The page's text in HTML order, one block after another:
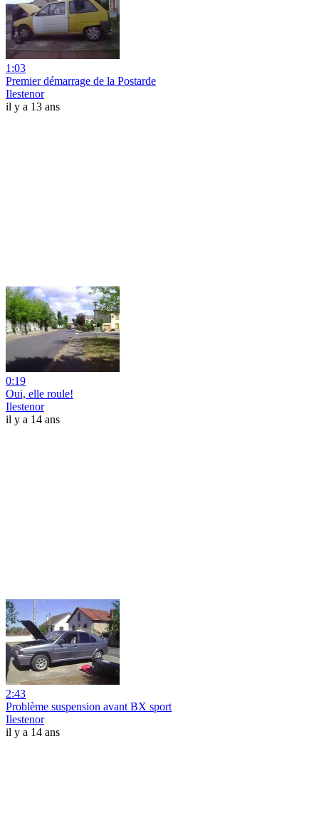
1:03
Premier démarrage de la Postarde
Ilestenor
il y a 13 ans
0:19
Oui, elle roule!
Ilestenor
il y a 14 ans
2:43
Problème suspension avant BX sport
Ilestenor
il y a 14 ans